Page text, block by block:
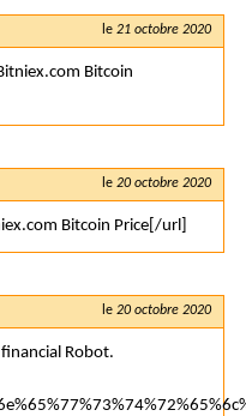
le 21 octobre 2020
Bitcoin
le 20 octobre 2020
Bitcoin Price[/url]
le 20 octobre 2020
Robot.